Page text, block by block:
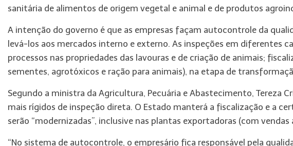
sanitária de alimentos de origem vegetal e animal e de produtos
A intenção do governo é que as empresas façam autocontrole da
levá-los aos mercados interno e externo. As inspeções em diferentes
processos nas propriedades das lavouras e de criação de animais;
sementes, agrotóxicos e ração para animais), na etapa de
Segundo a ministra da Agricultura, Pecuária e Abastecimento, Tereza
mais rígidos de inspeção direta. O Estado manterá a fiscalização e a
serão “modernizadas”, inclusive nas plantas exportadoras (com vendas
“No sistema de autocontrole, o empresário fica responsável pela